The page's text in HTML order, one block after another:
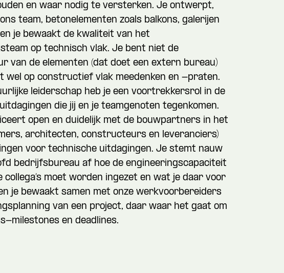
en waar nodig te versterken. Je ontwerpt,
team, betonelementen zoals balkons, galerijen
je bewaakt de kwaliteit van het
op technisch vlak. Je bent niet de
van de elementen (dat doet een extern bureau)
wel op constructief vlak meedenken en -praten.
leiderschap heb je een voortrekkersrol in de
die jij en je teamgenoten tegenkomen.
open en duidelijk met de bouwpartners in het
architecten, constructeurs en leveranciers)
voor technische uitdagingen. Je stemt nauw
bedrijfsbureau af hoe de engineeringscapaciteit
collega’s moet worden ingezet en wat je daar voor
je bewaakt samen met onze werkvoorbereiders
van een project, daar waar het gaat om
milestones en deadlines.